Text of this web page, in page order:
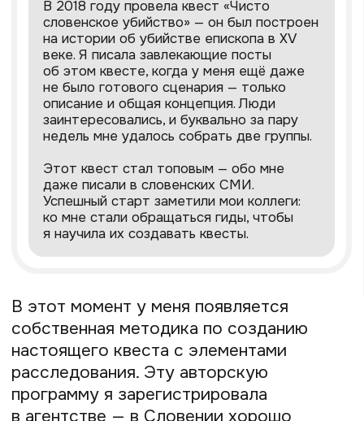
дороже. Героями квеста каждый раз
становятся новые люди — они разные
и по-своему реагируют
на происходящее. Поэтому нельзя
одинаково провести один и тот же квест
дважды — новые игроки импровизируют
и раскрывают сюжет с неожиданной
стороны.
Учу создавать
увлекательные квесты,
которые приносят
ведущему от 300
игру
Теперь я больше работаю именно как
наставник. Например, сейчас с ученицей
из России мы совместно делаем
шпионский квест-путешествие.
Он основан на поиске документов,
которые двойной агент спрятал